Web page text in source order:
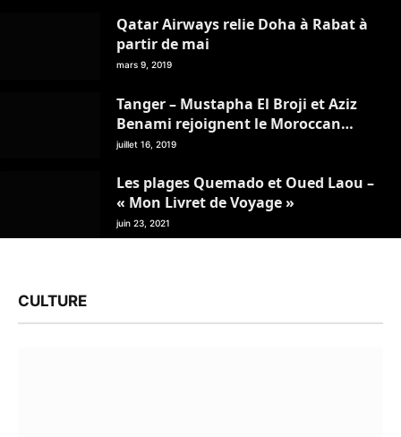
Qatar Airways relie Doha à Rabat à
partir de mai
mars 9, 2019
Tanger – Mustapha El Broji et Aziz
Benami rejoignent le Moroccan
Travel Management Club
juillet 16, 2019
Les plages Quemado et Oued Laou –
« Mon Livret de Voyage »
juin 23, 2021
CULTURE